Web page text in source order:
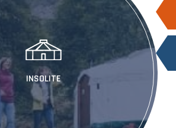
INSOLITE